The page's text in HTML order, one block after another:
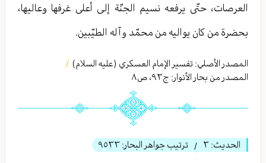
العرصات، حتّى يرفعه نسيم الجنّة إلى أعلى غرفها وعاليها،
بحضرة من كان يواليه من محمّد وآله الطيّبين.
المصدر الأصلي: تفسير الإمام العسكري (عليه السلام) /
المصدر من بحار الأنوار: ج٩٣، ص٨
الحديث: ٣ / ترتيب جواهر البحار: ٩٥٣٣